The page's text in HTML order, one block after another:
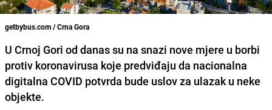
getbybus.com / Crna Gora
U Crnoj Gori od danas su na snazi nove mjere u borbi
protiv koronavirusa koje predviđaju da nacionalna
digitalna COVID potvrda bude uslov za ulazak u neke
objekte.